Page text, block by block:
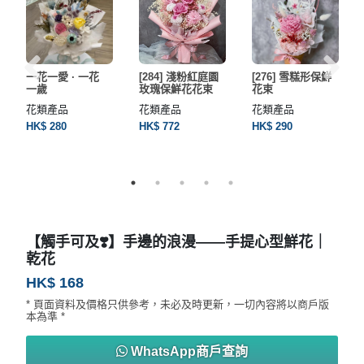
一花一愛 · 一花
一歲
花類產品
HK$ 280
[284] 淺粉紅庭園
玫瑰保鮮花花束
花類產品
HK$ 772
[276] 雪糕形保鮮
花束
花類產品
HK$ 290
【觸手可及❣️】手邊的浪漫——手提心型鮮花｜
乾花
HK$ 168
* 頁面資料及價格只供參考，未必及時更新，一切內容將以商戶版
本為準 *
WhatsApp商戶查詢